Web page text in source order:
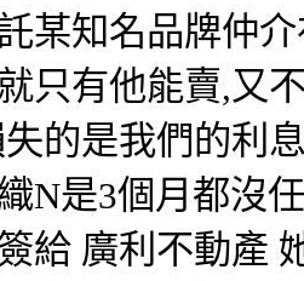
某知名品牌仲
只有他能賣,又
的是我們的利
N是3個月都沒
給 廣利不動產